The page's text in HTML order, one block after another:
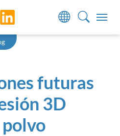
futuras
3D
polvo